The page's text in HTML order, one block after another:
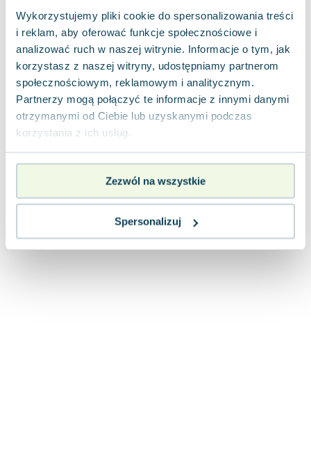
Wykorzystujemy pliki cookie do spersonalizowania treści
i reklam, aby oferować funkcje społecznościowe i
analizować ruch w naszej witrynie. Informacje o tym, jak
korzystasz z naszej witryny, udostępniamy partnerom
społecznościowym, reklamowym i analitycznym.
Partnerzy mogą połączyć te informacje z innymi danymi
otrzymanymi od Ciebie lub uzyskanymi podczas
korzystania z ich usług.
Zezwól na wszystkie
Spersonalizuj